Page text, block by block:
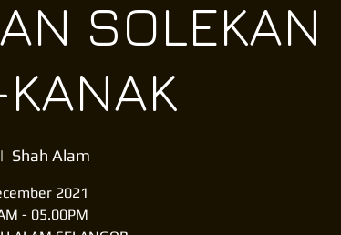
SOLEKAN
Shah Alam
2021
- 05.00PM